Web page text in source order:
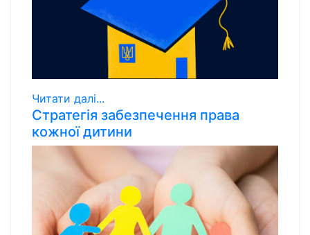
Читати далі...
Стратегія забезпечення права
кожної дитини